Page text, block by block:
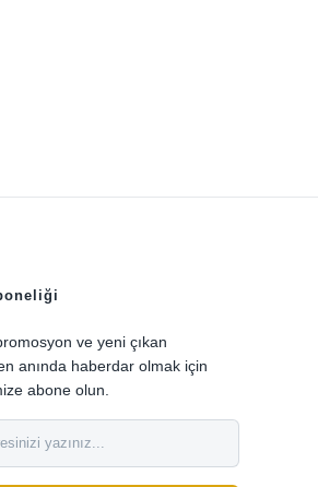
ve yeni çıkan
anında haberdar olmak için
abone olun.